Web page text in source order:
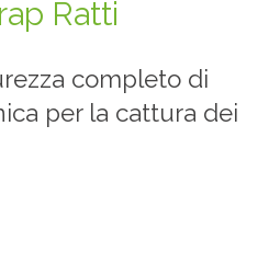
Ratti
completo di
per la cattura dei